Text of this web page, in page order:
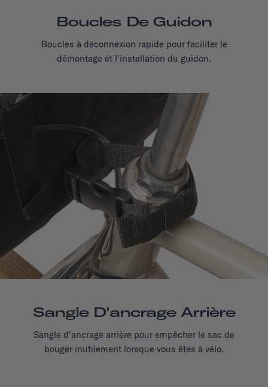
Boucles De Guidon
Boucles à déconnexion rapide pour faciliter le
démontage et l'installation du guidon.
Sangle D'ancrage Arrière
Sangle d'ancrage arrière pour empêcher le sac de
bouger inutilement lorsque vous êtes à vélo.